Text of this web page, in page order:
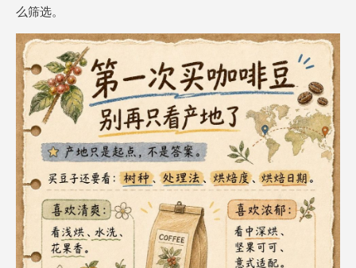
么筛选。